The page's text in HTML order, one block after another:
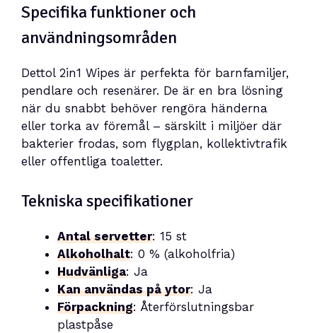
Specifika funktioner och
användningsområden
Dettol 2in1 Wipes är perfekta för barnfamiljer,
pendlare och resenärer. De är en bra lösning
när du snabbt behöver rengöra händerna
eller torka av föremål – särskilt i miljöer där
bakterier frodas, som flygplan, kollektivtrafik
eller offentliga toaletter.
Tekniska specifikationer
Antal servetter: 15 st
Alkoholhalt: 0 % (alkoholfria)
Hudvänliga: Ja
Kan användas på ytor: Ja
Förpackning: Återförslutningsbar
plastpåse